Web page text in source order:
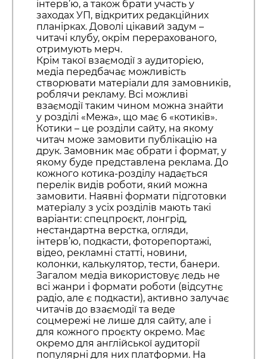
інтерв’ю, а також брати участь у
заходах УП, відкритих редакційних
планірках. Доволі цікавий задум –
читачі клубу, окрім перерахованого,
отримують мерч.
Крім такої взаємодії з аудиторією,
медіа передбачає можливість
створювати матеріали для замовників,
роблячи рекламу. Всі можливі
взаємодії таким чином можна знайти
у розділі «Межа», що має 6 «котиків».
Котики – це розділи сайту, на якому
читач може замовити публікацію на
друк. Замовник має обрати і формат, у
якому буде представлена реклама. До
кожного котика-розділу надається
перелік видів роботи, який можна
замовити. Наявні формати підготовки
матеріалу з усіх розділів мають такі
варіанти: спецпроєкт, лонгрід,
нестандартна верстка, огляди,
інтерв’ю, подкасти, фоторепортажі,
відео, рекламні статті, новини,
колонки, калькулятор, тести, банери.
Загалом медіа використовує ледь не
всі жанри і формати роботи (відсутнє
радіо, але є подкасти), активно залучає
читачів до взаємодії та веде
соцмережі не лише для сайту, але і
для кожного проєкту окремо. Має
окремо для англійської аудиторії
популярні для них платформи. На